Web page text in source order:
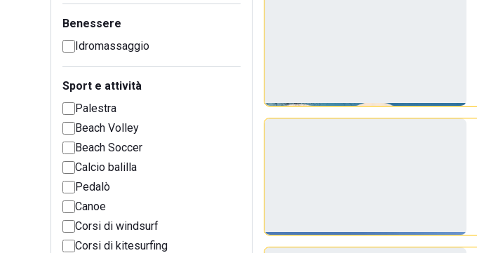
Benessere
Idromassaggio
Sport e attività
Palestra
Beach Volley
Beach Soccer
Calcio balilla
Pedalò
Canoe
Corsi di windsurf
Corsi di kitesurfing